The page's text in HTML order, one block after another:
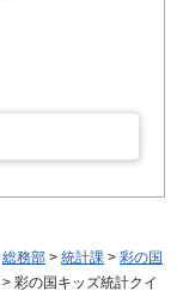
総務部 > 統計課 > 彩の国
> 彩の国キッズ統計クイ